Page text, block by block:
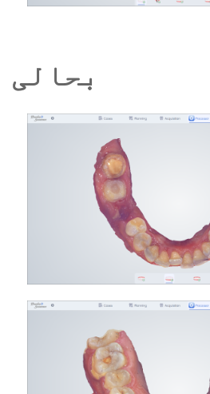
بحالی